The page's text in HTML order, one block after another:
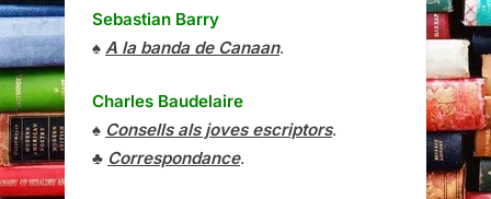
Sebastian Barry
♠ A la banda de Canaan.
Charles Baudelaire
♠ Consells als joves escriptors.
♣ Correspondance.